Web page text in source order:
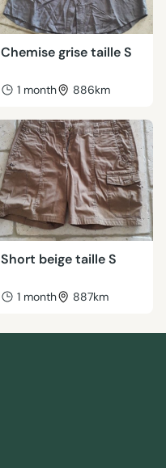
Chemise grise taille S
1 month 886km
Short beige taille S
1 month 887km